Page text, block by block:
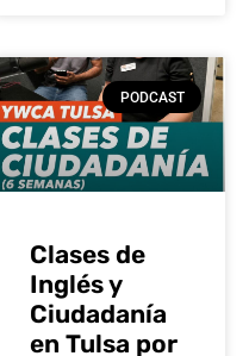
PODCAST
Clases de
Inglés y
Ciudadanía
en Tulsa por